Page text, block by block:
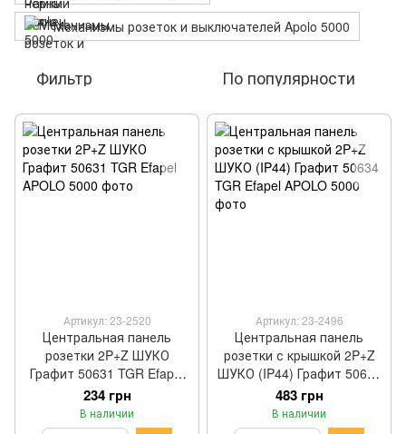
Механизмы розеток и выключателей Apolo 5000
Фильтр По популярности
Артикул: 23-2520
Центральная панель
розетки 2P+Z ШУКО
Графит 50631 TGR Efapel
APOLO 5000
234 грн
В наличии
Артикул: 23-2496
Центральная панель
розетки с крышкой 2P+Z
ШУКО (IP44) Графит 50634
TGR Efapel APOLO 5000
483 грн
В наличии